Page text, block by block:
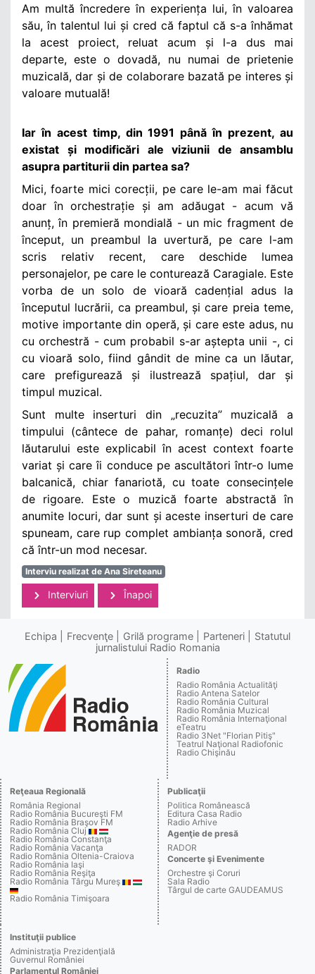
Am multă încredere în experiența lui, în valoarea
său, în talentul lui și cred că faptul că s-a înhămat
la acest proiect, reluat acum și l-a dus mai
departe, este o dovadă, nu numai de prietenie
muzicală, dar și de colaborare bazată pe interes și
valoare mutuală!
Iar în acest timp, din 1991 până în prezent, au
existat și modificări ale viziunii de ansamblu
asupra partiturii din partea sa?
Mici, foarte mici corecții, pe care le-am mai făcut
doar în orchestrație și am adăugat - acum vă
anunț, în premieră mondială - un mic fragment de
început, un preambul la uvertură, pe care l-am
scris relativ recent, care deschide lumea
personajelor, pe care le conturează Caragiale. Este
vorba de un solo de vioară cadențial adus la
începutul lucrării, ca preambul, și care preia teme,
motive importante din operă, și care este adus, nu
cu orchestră - cum probabil s-ar aștepta unii -, ci
cu vioară solo, fiind gândit de mine ca un lăutar,
care prefigurează și ilustrează spațiul, dar și
timpul muzical.
Sunt multe inserturi din „recuzita” muzicală a
timpului (cântece de pahar, romanțe) deci rolul
lăutarului este explicabil în acest context foarte
variat și care îi conduce pe ascultători într-o lume
balcanică, chiar fanariotă, cu toate consecințele
de rigoare. Este o muzică foarte abstractă în
anumite locuri, dar sunt și aceste inserturi de care
spuneam, care rup complet ambianța sonoră, cred
că într-un mod necesar.
Interviu realizat de Ana Sireteanu
Interviuri Înapoi
Echipa Frecvenţe Grilă programe Parteneri
Statutul
jurnalistului Radio Romania
Radio
Radio România Actualităţi
Radio Antena Satelor
Radio România Cultural
Radio România Muzical
Radio România Internaţional
eTeatru
Radio 3Net "Florian Pitiş"
Teatrul Naţional Radiofonic
Radio Chişinău
Reţeaua Regională
România Regional
Radio România Bucureşti FM
Radio România Braşov FM
Radio România Cluj
Radio România Constanţa
Radio România Vacanţa
Radio România Oltenia-Craiova
Radio România Iaşi
Radio România Reşiţa
Radio România Târgu Mureş
Radio România Timişoara
Publicaţii
Politica Românească
Editura Casa Radio
Radio Arhive
Agenţie de presă
RADOR
Concerte şi Evenimente
Orchestre şi Coruri
Sala Radio
Târgul de carte GAUDEAMUS
Instituţii publice
Administraţia Prezidenţială
Guvernul României
Parlamentul României